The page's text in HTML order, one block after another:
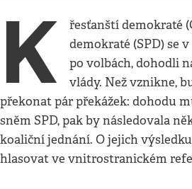
K
řesťanští demokraté
demokraté (SPD) se
po volbách, dohodli
vlády. Než vznikne,
překonat pár překážek: dohodu
sněm SPD, pak by následovala
koaliční jednání. O jejich
hlasovat ve vnitrostranickém